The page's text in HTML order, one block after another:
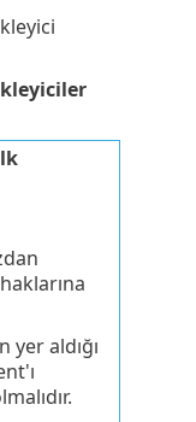
yer aldığı